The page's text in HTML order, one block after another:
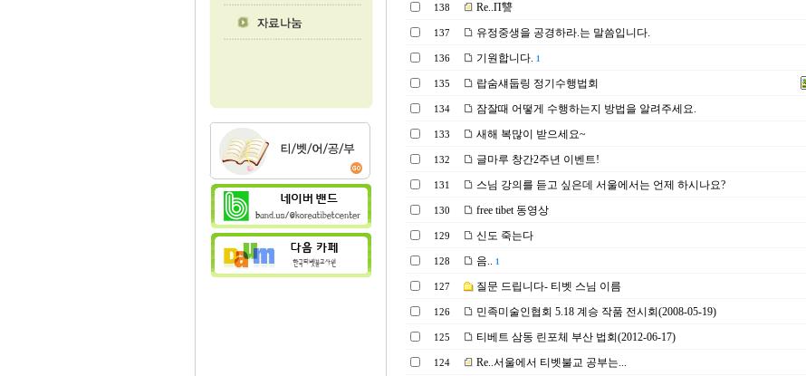
138 Re..П讐
137 유정중생을 공경하라.는 말씀입니다.
136 기원합니다. 1
135 랍숨섀둡링 정기수행법회
134 잠잘때 어떻게 수행하는지 방법을 알려주세요.
133 새해 복많이 받으세요~
132 글마루 창간2주년 이벤트!
131 스님 강의를 듣고 싶은데 서울에서는 언제 하시나요?
130 free tibet 동영상
129 신도 죽는다
128 음.. 1
127 질문 드립니다- 티벳 스님 이름
126 민족미술인협회 5.18 계승 작품 전시회(2008-05-19)
125 티베트 삼동 린포체 부산 법회(2012-06-17)
124 Re..서울에서 티벳불교 공부는...